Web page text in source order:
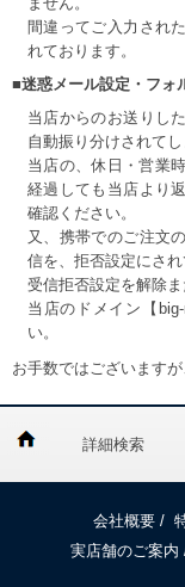
間違ってご入力され
れております。
■迷惑メール設定・フォ
当店からのお送りし
自動振り分けされて
当店の、休日・営業
経過しても当店より
確認ください。
又、携帯でのご注文
信を、拒否設定にさ
受信拒否設定を解除
当店のドメイン【
い。
お手数ではございます
詳細検索
会社概要 /
実店舗のご案内